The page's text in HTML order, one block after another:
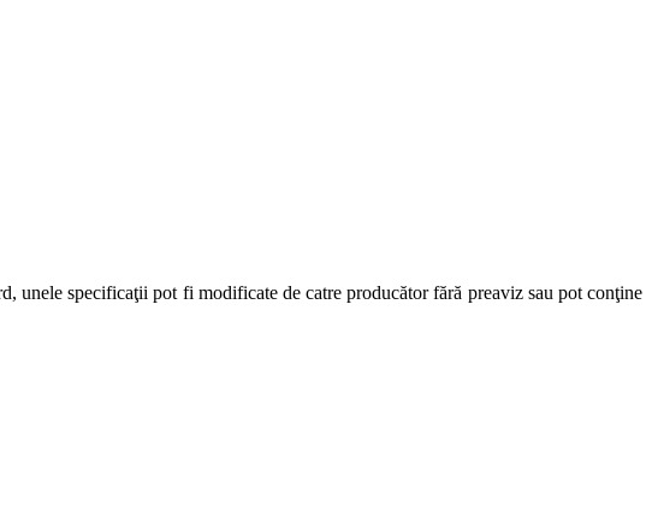
unele specificaţii pot fi modificate de catre producător fără preaviz sau pot conţine